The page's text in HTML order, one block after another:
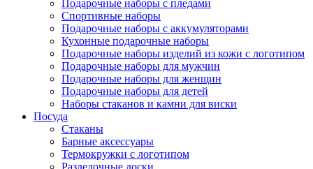
Подарочные наборы с пледами
Спортивные наборы
Подарочные наборы с аккумуляторами
Кухонные подарочные наборы
Подарочные наборы изделий из кожи с логотипом
Подарочные наборы для мужчин
Подарочные наборы для женщин
Подарочные наборы для детей
Наборы стаканов и камни для виски
Посуда
Стаканы
Барные аксессуары
Термокружки с логотипом
Разделочные доски